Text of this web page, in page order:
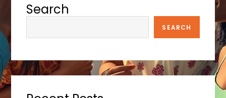
n
a
v
i
Search
SEARCH